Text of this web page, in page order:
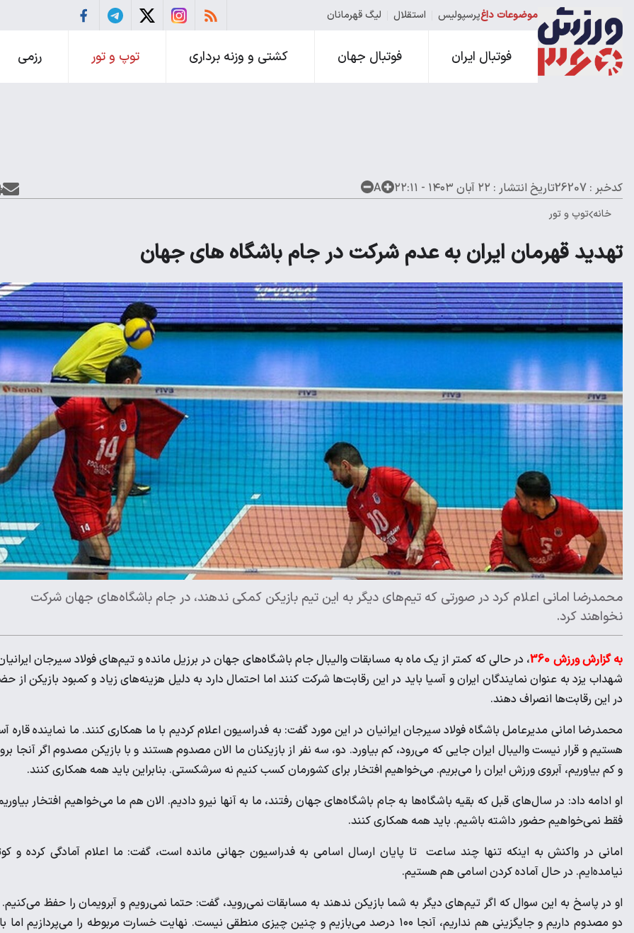
موضوعات داغپرسپولیس استقلال لیگ قهرمانان
فوتبال ایران فوتبال جهان کشتی و وزنه برداری توپ و تور رزمی
کدخبر : 26207 تاریخ انتشار : ۲۲ آبان ۱۴۰۳ - ۲۲:۱۱ A
خانه توپ و تور
تهدید قهرمان ایران به عدم شرکت در جام باشگاه های جهان
محمدرضا امانی اعلام کرد در صورتی که تیم‌های دیگر به این تیم بازیکن کمکی ندهند، در جام باشگاه‌های جهان شرکت
نخواهند کرد.
به گزارش ورزش 360
، در حالی که کمتر از یک ماه به مسابقات والیبال جام باشگاه‌های جهان در برزیل مانده و تیم‌های فولاد سیرجان
شهداب یزد به عنوان نمایندگان ایران و آسیا باید در این رقابت‌ها شرکت کنند اما احتمال دارد به دلیل هزینه‌های زیاد و کمبود بازیکن از
در این رقابت‌ها انصراف دهند.
محمدرضا امانی مدیرعامل باشگاه فولاد سیرجان ایرانیان در این مورد گفت: به فدراسیون اعلام کردیم با ما همکاری کنند. ما نماینده قاره
هستیم و قرار نیست والیبال ایران جایی که می‌رود، کم بیاورد. دو، سه نفر از بازیکنان ما الان مصدوم هستند و با بازیکن مصدوم اگر آنجا
و کم بیاوریم، آبروی ورزش ایران را می‌بریم. می‌خواهیم افتخار برای کشورمان کسب کنیم نه سرشکستی. بنابراین باید همه همکاری کنند.
او ادامه داد: در سال‌های قبل که بقیه باشگاه‌ها به جام باشگاه‌های جهان رفتند، ما به آنها نیرو دادیم. الان هم ما می‌خواهیم افتخار
فقط نمی‌خواهیم حضور داشته باشیم. باید همه همکاری کنند.
امانی در واکنش به اینکه تنها چند ساعت تا پایان ارسال اسامی به فدراسیون جهانی مانده است، گفت: ما اعلام آمادگی کرده‌ و
نیامده‌ایم. در حال آماده کردن اسامی هم هستیم.
او در پاسخ به این سوال که اگر تیم‌های دیگر به شما بازیکن ندهند به مسابقات نمی‌روید، گفت: حتما نمی‌رویم و آبرویمان را حفظ می‌کنیم.
دو مصدوم داریم و جایگزینی هم نداریم، آنجا ۱۰۰ درصد می‌بازیم و چنین چیزی منطقی نیست. نهایت خسارت مربوطه را می‌پردازیم اما